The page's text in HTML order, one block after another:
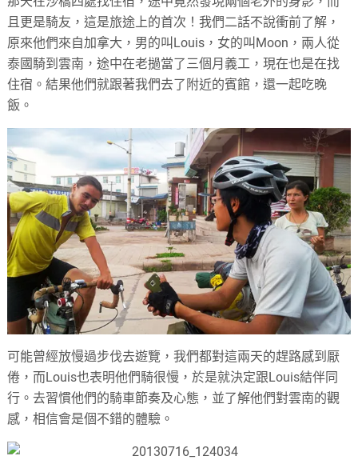
且更是騎友，這是旅途上的首次！我們二話不說衝前了解，
原來他們來自加拿大，男的叫Louis，女的叫Moon，兩人從
泰國騎到雲南，途中在老撾當了三個月義工，現在也是在找
住宿。結果他們就跟著我們去了附近的賓館，還一起吃晚
飯。
可能曾經放慢過步伐去遊覽，我們都對這兩天的趕路感到厭
倦，而Louis也表明他們騎很慢，於是就決定跟Louis結伴同
行。去習慣他們的騎車節奏及心態，並了解他們對雲南的觀
感，相信會是個不錯的體驗。